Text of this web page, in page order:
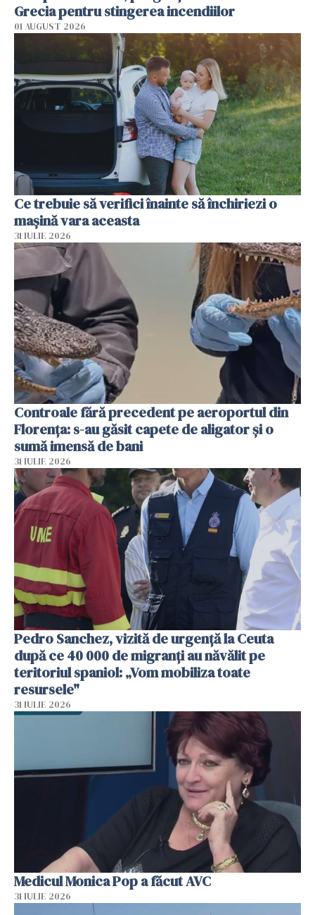
Grecia pentru stingerea incendiilor
01 AUGUST 2026
Ce trebuie să verifici înainte să închiriezi o
mașină vara aceasta
31 IULIE 2026
Controale fără precedent pe aeroportul din
Florența: s-au găsit capete de aligator și o
sumă imensă de bani
31 IULIE 2026
Pedro Sanchez, vizită de urgență la Ceuta
după ce 40 000 de migranți au năvălit pe
teritoriul spaniol: „Vom mobiliza toate
resursele"
31 IULIE 2026
Medicul Monica Pop a făcut AVC
31 IULIE 2026